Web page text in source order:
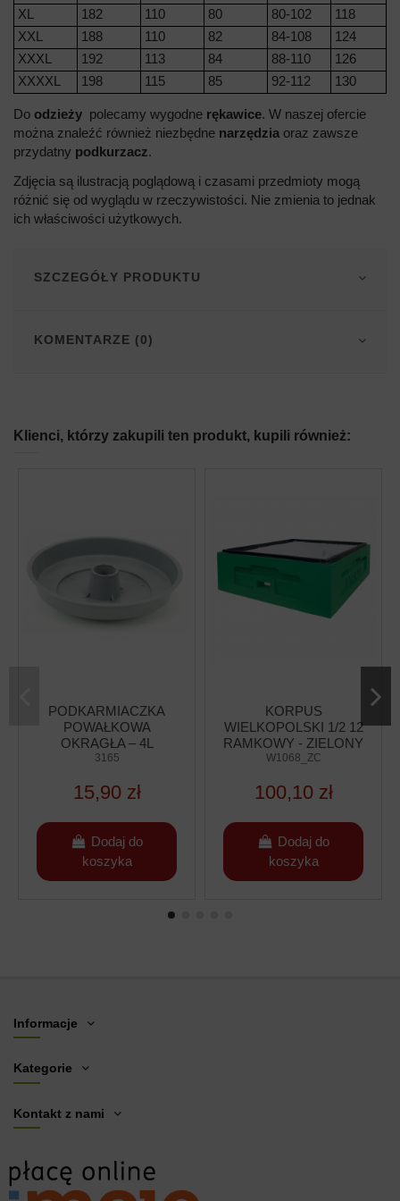
XL
182 110 80 80-102
118
XXL
188 110 82 84-108
124
XXXL
192 113 84 88-110
126
XXXXL
198 115 85 92-112 130
Do odzieży polecamy wygodne rękawice. W naszej ofercie
można znaleźć również niezbędne narzędzia oraz zawsze
przydatny podkurzacz.
Zdjęcia są ilustracją poglądową i czasami przedmioty mogą
różnić się od wyglądu w rzeczywistości. Nie zmienia to jednak
ich właściwości użytkowych.
SZCZEGÓŁY PRODUKTU
KOMENTARZE (0)
Klienci, którzy zakupili ten produkt, kupili również:
PODKARMIACZKA
POWAŁKOWA
OKRĄGŁA – 4L
3165
15,90 zł
Dodaj do
koszyka
KORPUS
WIELKOPOLSKI 1/2 12
RAMKOWY - ZIELONY
W1068_ZC
100,10 zł
Dodaj do
koszyka
Informacje
Kategorie
Kontakt z nami